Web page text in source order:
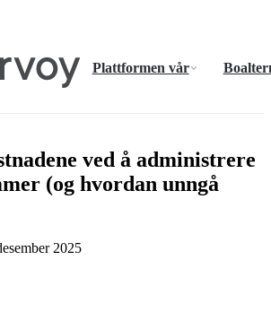
Plattformen vår
ved å administrere
(og hvordan unngå
2025